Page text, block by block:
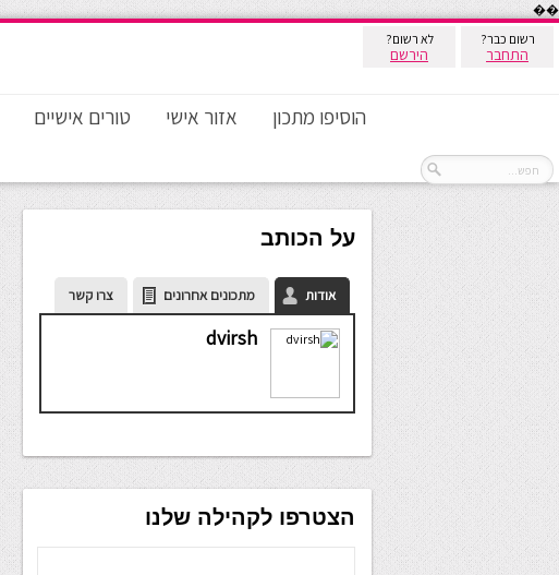
��
רשום כבר?
התחבר
לא רשום?
הירשם
הוסיפו מתכון אזור אישי טורים אישיים
על הכותב
אודות מתכונים אחרונים צרו קשר
dvirsh
הצטרפו לקהילה שלנו